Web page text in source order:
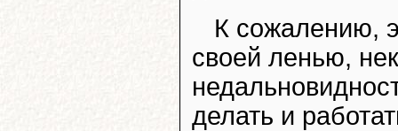
К сожалению,
своей ленью,
делать и